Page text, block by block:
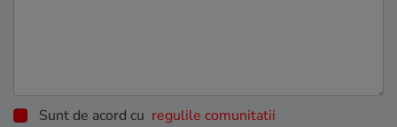
Sunt de acord cu regulile comunitatii